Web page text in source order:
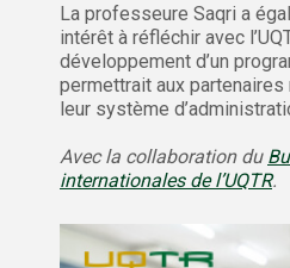
La professeure Saqri a
intérêt à réfléchir avec
développement d’un
permettrait aux partenaires
leur système
Avec la collaboration du
internationales de l’UQTR.